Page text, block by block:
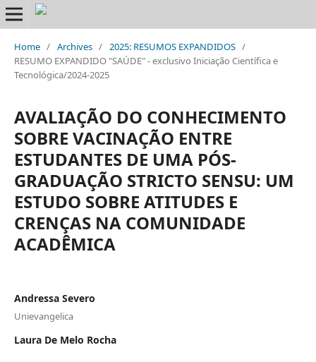
Home / Archives / 2025: RESUMOS EXPANDIDOS /
RESUMO EXPANDIDO "SAÚDE" - exclusivo Iniciação Científica e
Tecnológica/2024-2025
AVALIAÇÃO DO CONHECIMENTO
SOBRE VACINAÇÃO ENTRE
ESTUDANTES DE UMA PÓS-
GRADUAÇÃO STRICTO SENSU: UM
ESTUDO SOBRE ATITUDES E
CRENÇAS NA COMUNIDADE
ACADÊMICA
Andressa Severo
Unievangelica
Laura De Melo Rocha